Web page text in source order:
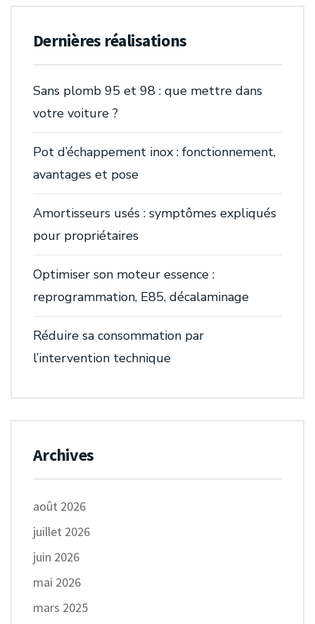
Dernières réalisations
Sans plomb 95 et 98 : que mettre dans
votre voiture ?
Pot d’échappement inox : fonctionnement,
avantages et pose
Amortisseurs usés : symptômes expliqués
pour propriétaires
Optimiser son moteur essence :
reprogrammation, E85, décalaminage
Réduire sa consommation par
l’intervention technique
Archives
août 2026
juillet 2026
juin 2026
mai 2026
mars 2025